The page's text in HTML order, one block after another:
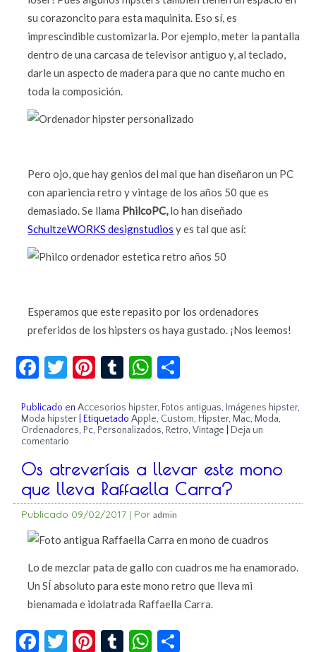
su corazoncito para esta maquinita. Eso sí, es
imprescindible customizarla. Por ejemplo, meter la pantalla
dentro de una carcasa de televisor antiguo y, al teclado,
darle un aspecto de madera para que no cante mucho en
toda la composición.
Pero ojo, que hay genios del mal que han diseñaron un PC
con apariencia retro y vintage de los años 50 que es
demasiado. Se llama PhilcoPC,lo han diseñado
SchultzeWORKS designstudios y es tal que así:
Esperamos que este repasito por los ordenadores
preferidos de los hipsters os haya gustado. ¡Nos leemos!
Facebook
Twitter
Pinterest
TumblrWhatsApp
Publicado en Accesorios hipster, Fotos antiguas, Imágenes hipster,
Moda hipster
Etiquetado Apple, Custom, Hipster, Mac, Moda,
Ordenadores, Pc, Personalizados, Retro,Vintage
Deja un
comentario
Os atreveríais a llevar este mono
que lleva Raffaella Carra?
Publicado 09/02/2017 | Por admin
Lo de mezclar pata de gallo con cuadros me ha enamorado.
Un SÍ absoluto para este mono retro que lleva mi
bienamada e idolatrada Raffaella Carra.
Facebook
Twitter
Pinterest
TumblrWhatsApp